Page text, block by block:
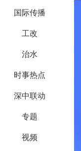
国际传播
工改
治水
时事热点
深中联动
专题
视频